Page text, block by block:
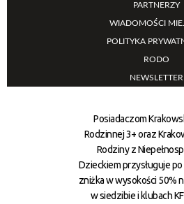
PARTNERZY
WIADOMOŚCI
POLITYKA
RODO
NEWSLETTER
Posiadaczom
Rodzinnej 3+ oraz
Rodziny z
Dzieckiem przysługuje
zniżka w wysokości 50%
w siedzibie i klubach